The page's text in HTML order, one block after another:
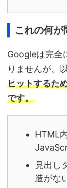
これの何が
Googleは完全
りませんが、
ヒットするた
です。
HTML
見出し
造がな